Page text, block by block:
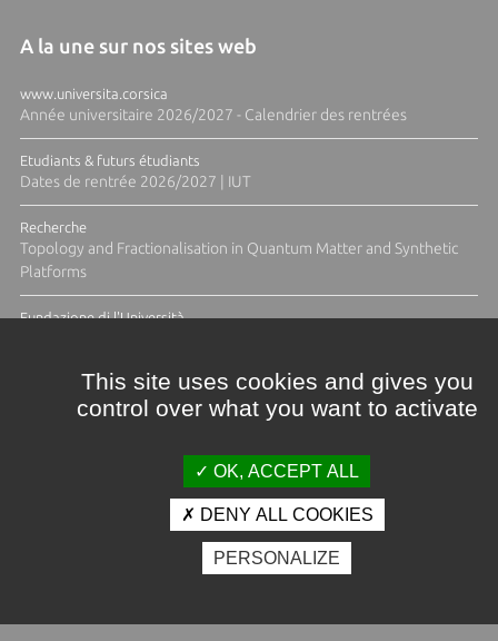
A la une sur nos sites web
www.universita.corsica
Année universitaire 2026/2027 - Calendrier des rentrées
Etudiants & futurs étudiants
Dates de rentrée 2026/2027 | IUT
Recherche
Topology and Fractionalisation in Quantum Matter and Synthetic
Platforms
Fundazione di l'Università
Crédits et mentions légales
Espace presse
Photothèque
This site uses cookies and gives you
control over what you want to activate
OK, ACCEPT ALL
DENY ALL COOKIES
PERSONALIZE